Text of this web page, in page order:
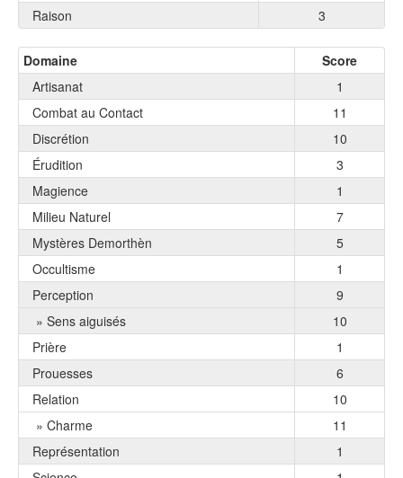
Raison
3
Domaine
Score
Artisanat
1
Combat au Contact
11
Discrétion
10
Érudition
3
Magience
1
Milieu Naturel
7
Mystères Demorthèn
5
Occultisme
1
Perception
9
» Sens aiguisés
10
Prière
1
Prouesses
6
Relation
10
» Charme
11
Représentation
1